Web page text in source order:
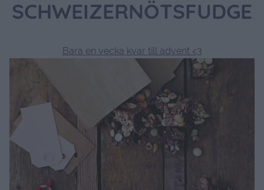
SCHWEIZERNÖTSFUDGE
Bara en vecka kvar till advent <3